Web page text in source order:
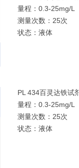
量程：0.3-25mg/L
测量次数：25次
状态：液体
PL 434百灵达铁试
量程：0.3-25mg/L
测量次数：25次
状态：液体